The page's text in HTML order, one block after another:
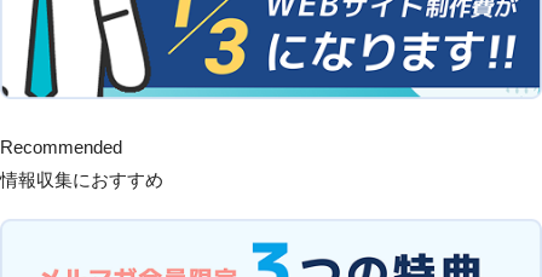
Recommended
情報収集におすすめ